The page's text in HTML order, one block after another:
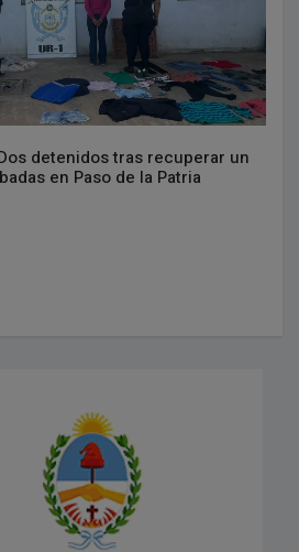
Dos detenidos tras recuperar un
en Paso de la Patria